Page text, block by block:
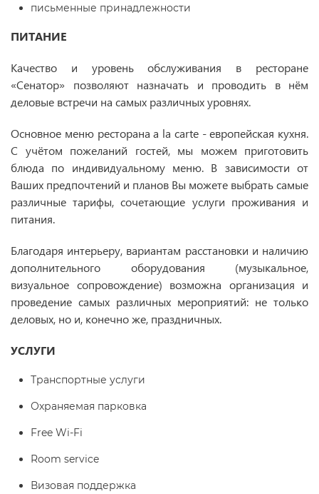
письменные принадлежности
ПИТАНИЕ
Качество и уровень обслуживания в ресторане
«Сенатор» позволяют назначать и проводить в нём
деловые встречи на самых различных уровнях.
Основное меню ресторана a la carte - европейская кухня.
С учётом пожеланий гостей, мы можем приготовить
блюда по индивидуальному меню. В зависимости от
Ваших предпочтений и планов Вы можете выбрать самые
различные тарифы, сочетающие услуги проживания и
питания.
Благодаря интерьеру, вариантам расстановки и наличию
дополнительного оборудования (музыкальное,
визуальное сопровождение) возможна организация и
проведение самых различных мероприятий: не только
деловых, но и, конечно же, праздничных.
УСЛУГИ
Транспортные услуги
Охраняемая парковка
Free Wi-Fi
Room service
Визовая поддержка